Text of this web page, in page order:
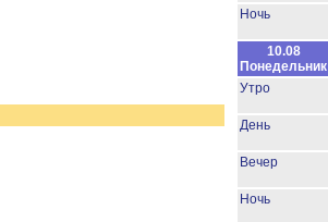
Ночь
10.08
Понедельник
Утро
День
Вечер
Ночь